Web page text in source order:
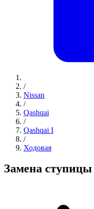
/
Nissan
/
Qashqai
/
Qashqai I
/
Ходовая
Замена